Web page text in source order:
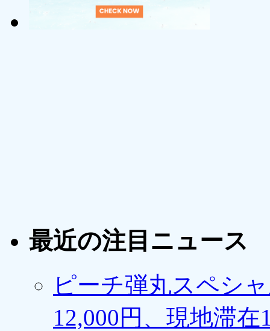
最近の注目ニュース
ピーチ弾丸スペシ
12,000円、現地滞